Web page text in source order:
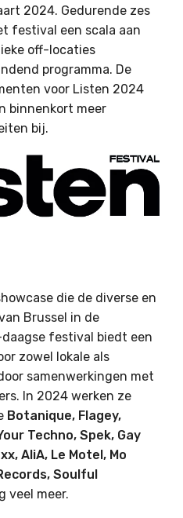
2024. Gedurende zes
festival een scala aan
off-locaties
programma. De
voor Listen 2024
binnenkort meer
bij.
die de diverse en
Brussel in de
festival biedt een
zowel lokale als
samenwerkingen met
In 2024 werken ze
Botanique, Flagey,
Techno, Spek, Gay
AliA, Le Motel, Mo
Soulful
veel meer.